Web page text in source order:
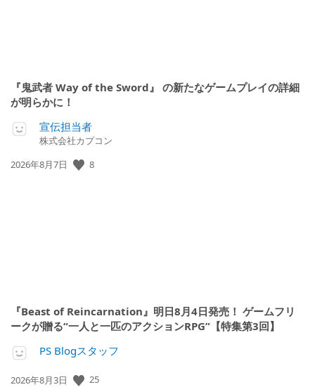
『鬼武者 Way of the Sword』 の新たなゲームプレイの詳細
が明らかに！
宣伝担当者
株式会社カプコン
公
2026年8月7日 8
『Beast of Reincarnation』明日8月4日発売！ ゲームフリ
ークが贈る“一人と一匹のアクションRPG”【特集第3回】
PS Blogスタッフ
公
2026年8月3日 25